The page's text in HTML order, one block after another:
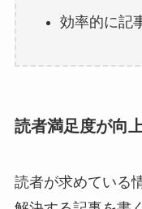
効率的に記
読者満足度が向
読者が求めている